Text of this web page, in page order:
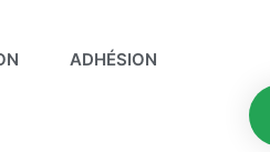
ADHÉSION